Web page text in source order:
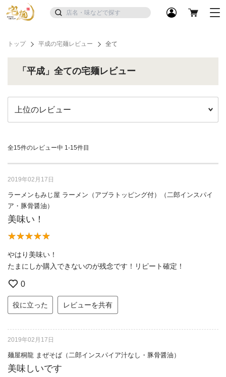
トップ 平成の宅麺レビュー 全て
「平成」全ての宅麺レビュー
全15件のレビュー中 1-15件目
2019年02月17日
ラーメンもみじ屋 ラーメン（アブラトッピング付）（二郎インスパイ
ア・豚骨醤油）
美味い！
やはり美味い！
たまにしか購入できないのが残念です！リピート確定！
0
役に立った レビューを共有
2019年02月17日
麺屋桐龍 まぜそば（二郎インスパイア汁なし・豚骨醤油）
美味しいです